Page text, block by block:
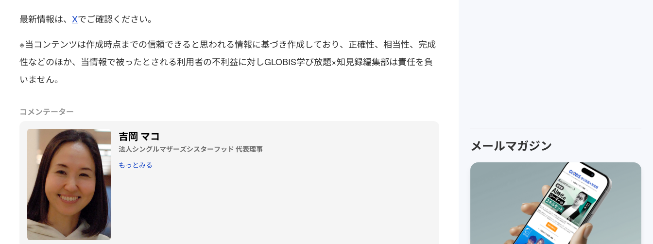
最新情報は、 Xでご確認ください。
※当コンテンツは作成時点までの信頼できると思われる情報に基づき作成しており、正確性、相当性、完成
性などのほか、当情報で被ったとされる利用者の不利益に対しGLOBIS学び放題×知見録編集部は責任を負
いません。
コメンテーター
吉岡 マコ
法人シングルマザーズシスターフッド 代表理事
もっとみる
メールマガジン